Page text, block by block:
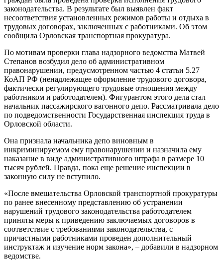
законодательства. В результате был выявлен факт
несоответствия установленных режимов работы и отдыха в
трудовых договорах, заключенных с работниками. Об этом
сообщила Орловская транспортная прокуратура.
По мотивам проверки глава надзорного ведомства Матвей
Степанов возбудил дело об административном
правонарушении, предусмотренном частью 4 статьи 5.27
КоАП РФ (ненадлежащее оформление трудового договора,
фактически регулирующего трудовые отношения между
работником и работодателем). Фигурантом этого дела стал
начальник пассажирского вагонного депо. Рассматривала дело
по подведомственности Государственная инспекция труда в
Орловской области.
Она признала начальника депо виновным в
инкриминируемом ему правонарушении и назначила ему
наказание в виде административного штрафа в размере 10
тысяч рублей. Правда, пока еще решение инспекции в
законную силу не вступило.
«После вмешательства Орловской транспортной прокуратуры
по ранее внесенному представлению об устранении
нарушений трудового законодательства работодателем
приняты меры к приведению заключаемых договоров в
соответствие с требованиями законодательства, с
причастными работниками проведен дополнительный
инструктаж и изучение норм закона», – добавили в надзорном
ведомстве.